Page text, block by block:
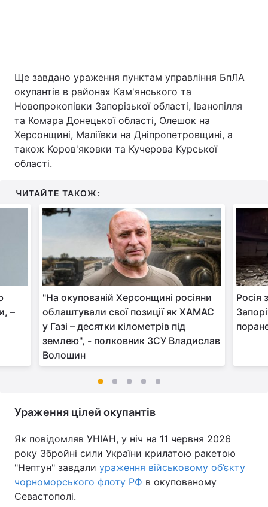
Ще завдано ураження пунктам управління БпЛА
окупантів в районах Кам'янського та
Новопрокопівки Запорізької області, Іванопілля
та Комара Донецької області, Олешок на
Херсонщині, Маліївки на Дніпропетровщині, а
також Коров'яковки та Кучерова Курської
області.
ЧИТАЙТЕ ТАКОЖ:
–
"На окупованій Херсонщині росіяни
облаштували свої позиції як ХАМАС
у Газі – десятки кілометрів під
землею", - полковник ЗСУ Владислав
Волошин
Росія
Ураження цілей окупантів
Як повідомляв УНІАН, у ніч на 11 червня 2026
року Збройні сили України крилатою ракетою
"Нептун" завдали ураження військовому об’єкту
чорноморського флоту РФ в окупованому
Севастополі.